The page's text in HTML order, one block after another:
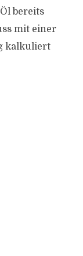
bereits
mit einer
kalkuliert